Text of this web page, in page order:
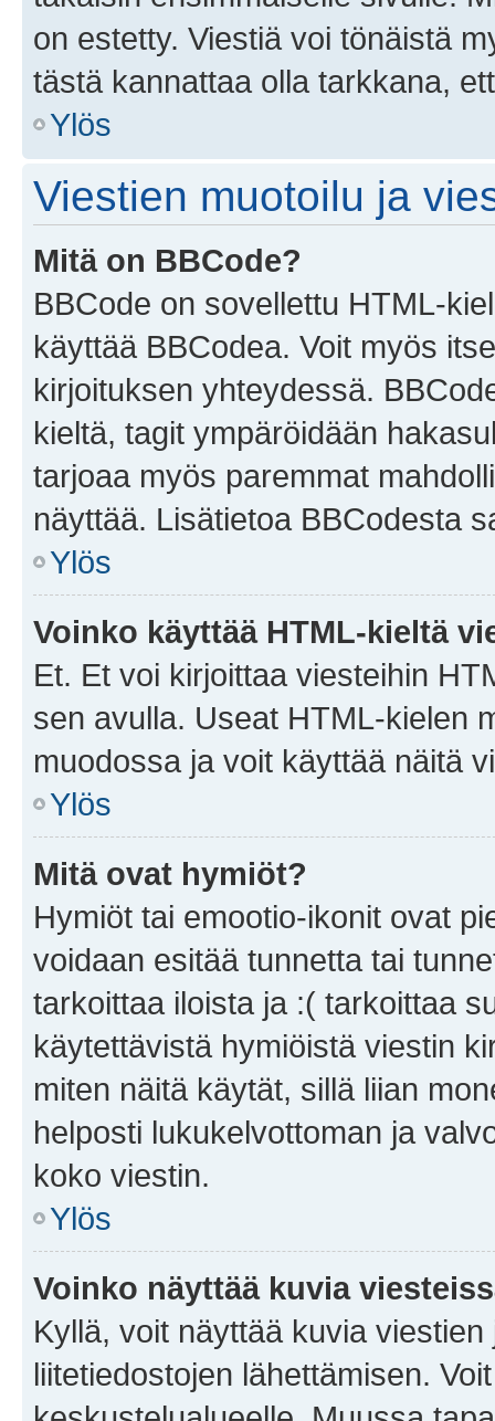
on estetty. Viestiä voi tönäistä
tästä kannattaa olla tarkkana,
Ylös
Viestien muotoilu ja
Mitä on BBCode?
BBCode on sovellettu HTML-
käyttää BBCodea. Voit myös
kirjoituksen yhteydessä.
kieltä, tagit ympäröidään
tarjoaa myös paremmat
näyttää. Lisätietoa BBCodesta
Ylös
Voinko käyttää HTML-kieltä
Et. Et voi kirjoittaa viesteihin
sen avulla. Useat HTML-kielen
muodossa ja voit käyttää näitä
Ylös
Mitä ovat hymiöt?
Hymiöt tai emootio-ikonit ovat
voidaan esitää tunnetta tai
tarkoittaa iloista ja :( tarkoittaa
käytettävistä hymiöistä viestin
miten näitä käytät, sillä liian
helposti lukukelvottoman ja
koko viestin.
Ylös
Voinko näyttää kuvia
Kyllä, voit näyttää kuvia
liitetiedostojen lähettämisen.